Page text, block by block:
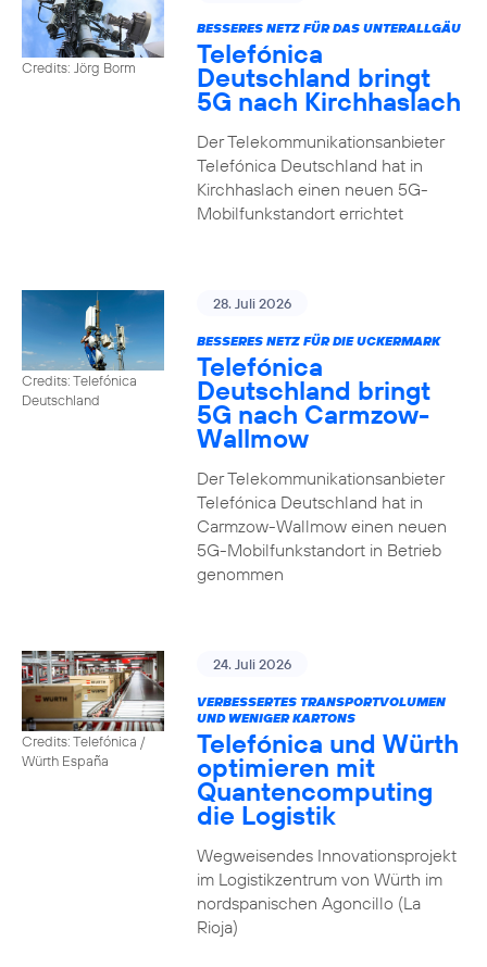
Credits: Jörg Borm
BESSERES NETZ FÜR DAS UNTERALLGÄU
Telefónica
Deutschland bringt
5G nach Kirchhaslach
Der Telekommunikationsanbieter
Telefónica Deutschland hat in
Kirchhaslach einen neuen 5G-
Mobilfunkstandort errichtet
Credits: Telefónica
Deutschland
28. Juli 2026
BESSERES NETZ FÜR DIE UCKERMARK
Telefónica
Deutschland bringt
5G nach Carmzow-
Wallmow
Der Telekommunikationsanbieter
Telefónica Deutschland hat in
Carmzow-Wallmow einen neuen
5G-Mobilfunkstandort in Betrieb
genommen
Credits: Telefónica /
Würth España
24. Juli 2026
VERBESSERTES TRANSPORTVOLUMEN
UND WENIGER KARTONS
Telefónica und Würth
optimieren mit
Quantencomputing
die Logistik
Wegweisendes Innovationsprojekt
im Logistikzentrum von Würth im
nordspanischen Agoncillo (La
Rioja)